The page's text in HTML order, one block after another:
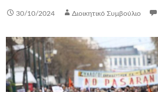
30/10/2024 Διοικητικό Συμβούλιο